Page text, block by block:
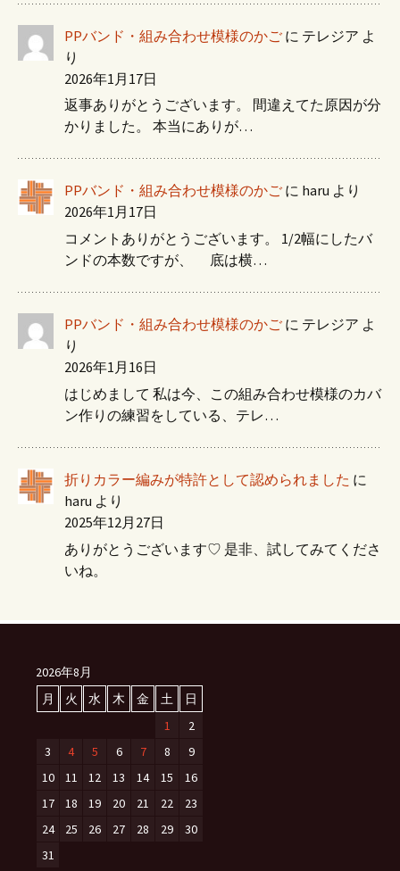
PPバンド・組み合わせ模様のかご に テレジア よ
り
2026年1月17日
返事ありがとうございます。 間違えてた原因が分
かりました。 本当にありが…
PPバンド・組み合わせ模様のかご に haru より
2026年1月17日
コメントありがとうございます。 1/2幅にしたバ
ンドの本数ですが、 底は横…
PPバンド・組み合わせ模様のかご に テレジア よ
り
2026年1月16日
はじめまして 私は今、この組み合わせ模様のカバ
ン作りの練習をしている、テレ…
折りカラー編みが特許として認められました に
haru より
2025年12月27日
ありがとうございます♡ 是非、試してみてくださ
いね。
2026年8月
月
火 水 木 金 土
日
1
2
3
4 5 6 7 8
9
10
11 12 13 14 15
16
17
18 19 20 21 22
23
24
25 26 27 28 29
30
31